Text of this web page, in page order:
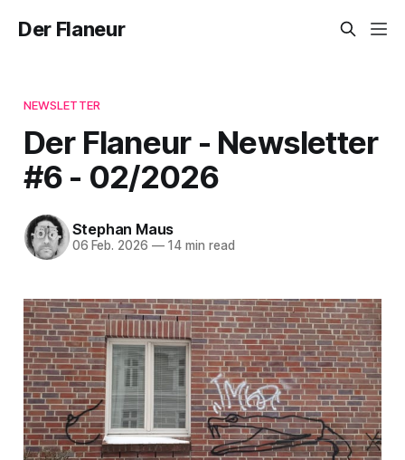
Der Flaneur
NEWSLETTER
Der Flaneur - Newsletter
#6 - 02/2026
Stephan Maus
06 Feb. 2026 —14 min read